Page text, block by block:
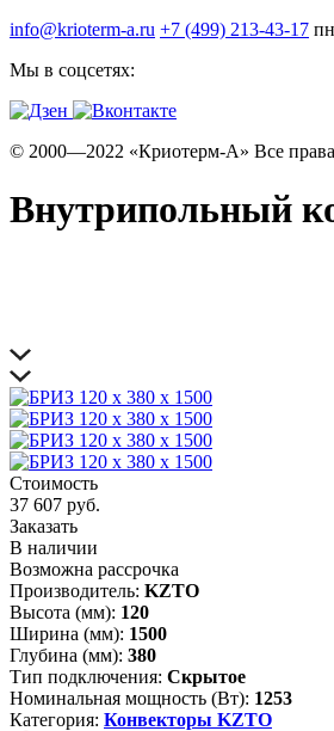
info@krioterm-a.ru +7 (499) 213-43-17
Мы в соцсетях:
© 2000—2022 «Криотерм-А» Все
Внутрипольный
Стоимость
37 607 руб.
Заказать
В наличии
Возможна рассрочка
Производитель: KZTO
Высота (мм): 120
Ширина (мм): 1500
Глубина (мм): 380
Тип подключения: Скрытое
Номинальная мощность (Вт): 1253
Категория: Конвекторы KZTO